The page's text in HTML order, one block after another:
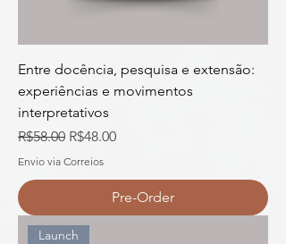
Entre docência, pesquisa e extensão:
experiências e movimentos
interpretativos
Regular Price
R$58.00 Sale Price
R$48.00
Envio via Correios
Pre-Order
Launch